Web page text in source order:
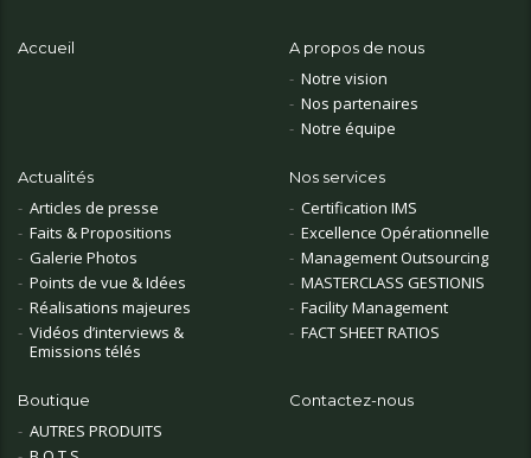
Accueil A propos de nous
Notre vision
Nos partenaires
Notre équipe
Actualités
Articles de presse
Faits & Propositions
Galerie Photos
Points de vue & Idées
Réalisations majeures
Vidéos d’interviews &
Emissions télés
Nos services
Certification IMS
Excellence Opérationnelle
Management Outsourcing
MASTERCLASS GESTIONIS
Facility Management
FACT SHEET RATIOS
Boutique
AUTRES PRODUITS
Contactez-nous